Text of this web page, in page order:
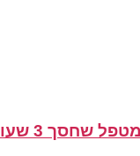
3 שעות ביום